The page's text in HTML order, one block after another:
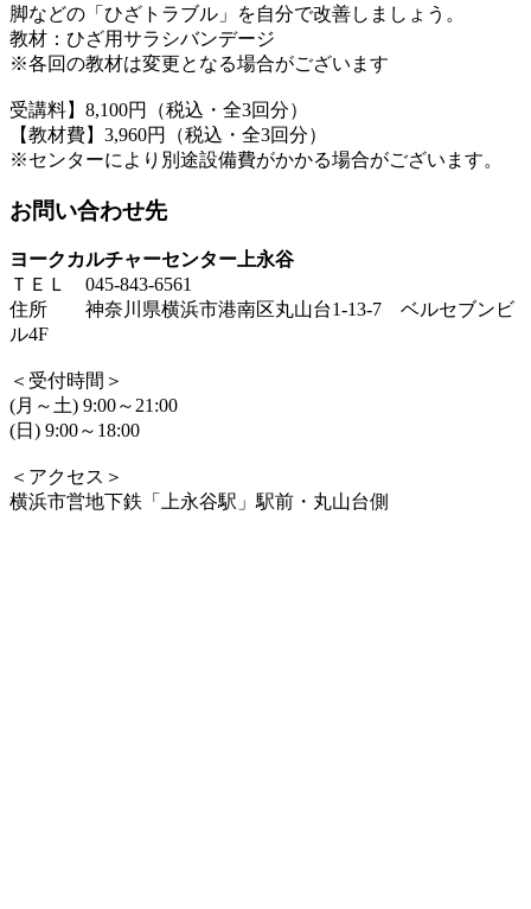
脚などの「ひざトラブル」を自分で改善しましょう。
教材：ひざ用サラシバンデージ
※各回の教材は変更となる場合がございます
受講料】8,100円（税込・全3回分）
【教材費】3,960円（税込・全3回分）
※センターにより別途設備費がかかる場合がございます。
お問い合わせ先
ヨークカルチャーセンター上永谷
ＴＥＬ 045-843-6561
住所 神奈川県横浜市港南区丸山台1-13-7 ベルセブンビ
ル4F
＜受付時間＞
(月～土) 9:00～21:00
(日) 9:00～18:00
＜アクセス＞
横浜市営地下鉄「上永谷駅」駅前・丸山台側